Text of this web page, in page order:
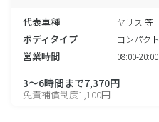
代表車種 ヤリス 等
ボディタイプ コンパクト
営業時間 08:00-20:00
3～6時間まで7,370円
免責補償制度1,100円